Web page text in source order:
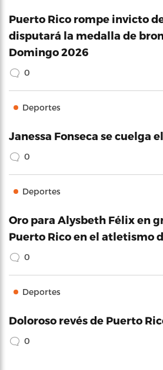
Puerto Rico rompe invicto
disputará la medalla de
Domingo 2026
0
Deportes
Janessa Fonseca se cuelga
0
Deportes
Oro para Alysbeth Félix en
Puerto Rico en el atletismo
0
Deportes
Doloroso revés de Puerto
0